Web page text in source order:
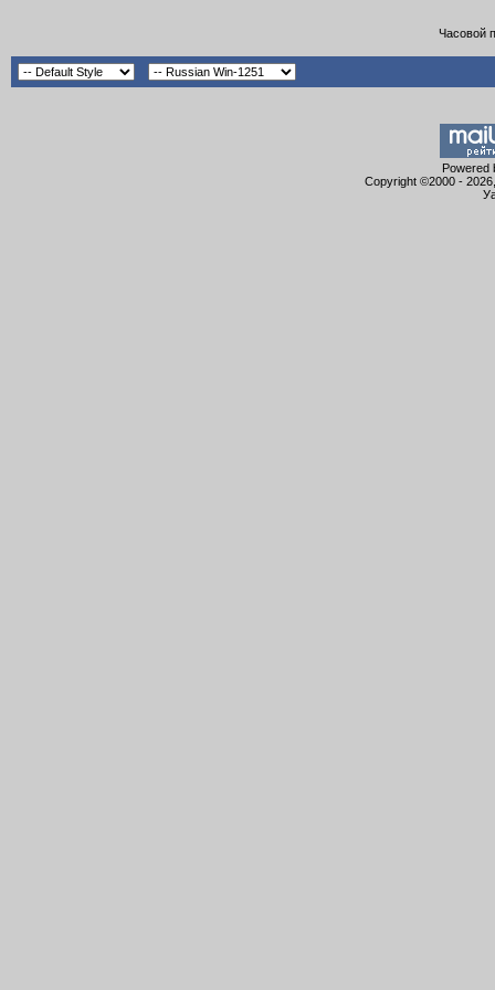
Часовой
Powered
Copyright ©2000 -